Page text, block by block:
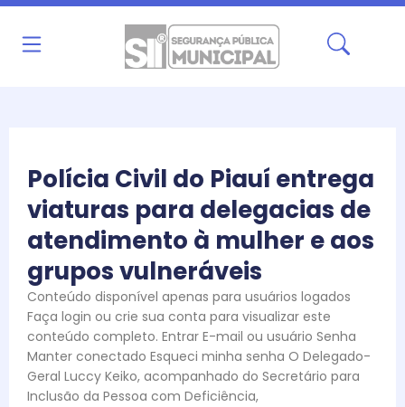
Ir
Polícia Civil do Piauí entrega
viaturas para delegacias de
atendimento à mulher e aos
grupos vulneráveis
Conteúdo disponível apenas para usuários logados
Faça login ou crie sua conta para visualizar este
conteúdo completo. Entrar E-mail ou usuário Senha
Manter conectado Esqueci minha senha O Delegado-
Geral Luccy Keiko, acompanhado do Secretário para
Inclusão da Pessoa com Deficiência,